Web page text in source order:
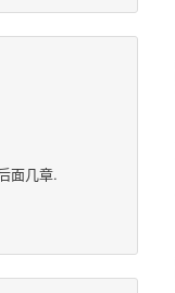
面几章.